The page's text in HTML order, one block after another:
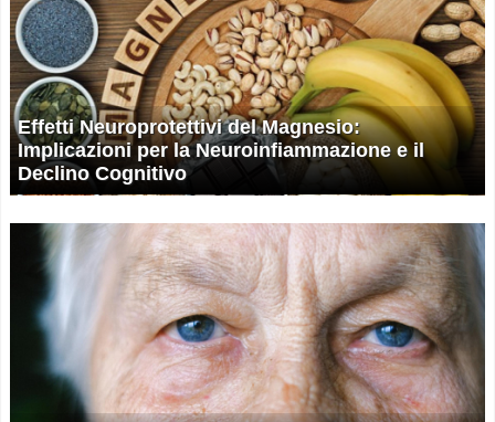
Effetti Neuroprotettivi del Magnesio:
Implicazioni per la Neuroinfiammazione e il
Declino Cognitivo